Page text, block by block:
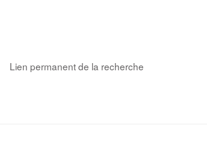
Lien permanent de la recherche